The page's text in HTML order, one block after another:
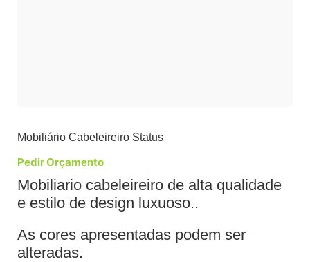
Mobiliário Cabeleireiro Status
Pedir Orçamento
Mobiliario cabeleireiro de alta qualidade
e estilo de design luxuoso..
As cores apresentadas podem ser
alteradas.